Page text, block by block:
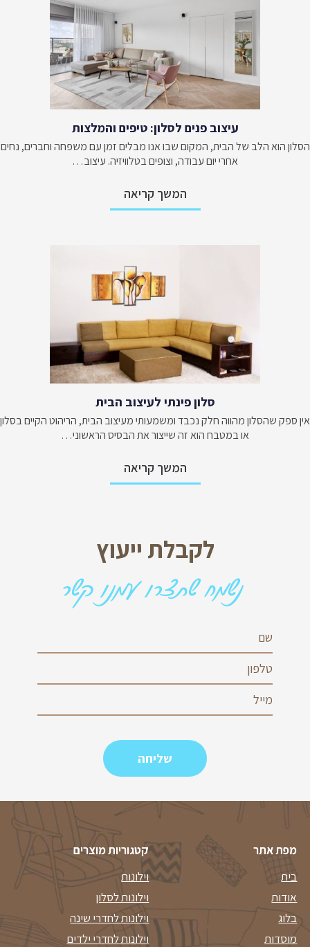
עיצוב פנים לסלון: טיפים והמלצות
הסלון הוא הלב של הבית, המקום שבו אנו מבלים זמן עם משפחה וחברים, נחים
אחרי יום עבודה, וצופים בטלוויזיה. עיצוב…
המשך קריאה
סלון פינתי לעיצוב הבית
אין ספק שהסלון מהווה חלק נכבד ומשמעותי מעיצוב הבית, הריהוט הקיים בסלון
או במטבח הוא זה שייצור את הבסיס הראשוני…
המשך קריאה
לקבלת ייעוץ
נשמח שתצרו עמנו קשר
מפת אתר
בית
אודות
בלוג
מוסדות
קטגוריות מוצרים
וילונות
וילונות לסלון
וילונות לחדרי שינה
וילונות לחדרי ילדים